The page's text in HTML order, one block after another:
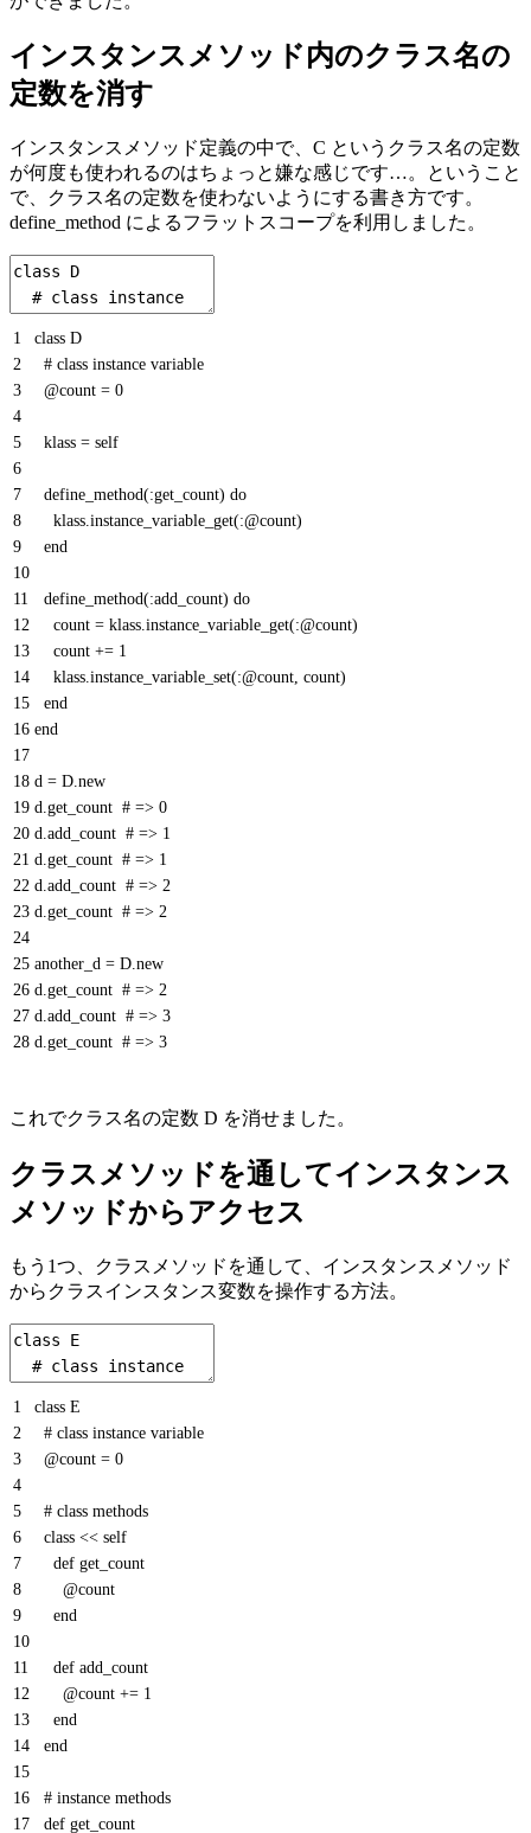
インスタンスメソッド内のクラス名の
定数を消す
インスタンスメソッド定義の中で、C というクラス名の定数
が何度も使われるのはちょっと嫌な感じです…。ということ
で、クラス名の定数を使わないようにする書き方です。
define_method によるフラットスコープを利用しました。
1
2
3
4
5
6
7
8
9
10
11
12
13
14
15
16
17
18
19
20
21
22
23
24
25
26
27
28
class D
# class instance variable
@count = 0
klass = self
define_method(:get_count) do
klass.instance_variable_get(:@count)
end
define_method(:add_count) do
count = klass.instance_variable_get(:@count)
count += 1
klass.instance_variable_set(:@count, count)
end
end
d = D.new
d.get_count # => 0
d.add_count # => 1
d.get_count # => 1
d.add_count # => 2
d.get_count # => 2
another_d = D.new
d.get_count # => 2
d.add_count # => 3
d.get_count # => 3
これでクラス名の定数 D を消せました。
クラスメソッドを通してインスタンス
メソッドからアクセス
もう1つ、クラスメソッドを通して、インスタンスメソッド
からクラスインスタンス変数を操作する方法。
1
2
3
4
5
6
7
8
9
10
11
12
13
14
15
16
17
class E
# class instance variable
@count = 0
# class methods
class << self
def get count
@count
end
def add count
@count += 1
end
end
# instance methods
def get count